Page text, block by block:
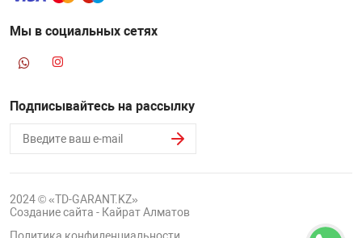
Мы в социальных сетях
Подписывайтесь на рассылку
2024 © «TD-GARANT.KZ»
Создание сайта - Кайрат Алматов